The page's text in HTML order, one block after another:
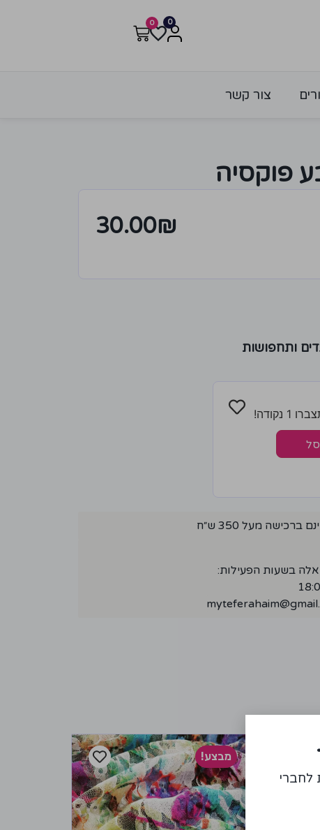
0
0
צור קשר
פוקסיה
30.00₪
ותחפושות
מעל 350 ש״ח
בשעות הפעילות:
מבצע!
לחברי